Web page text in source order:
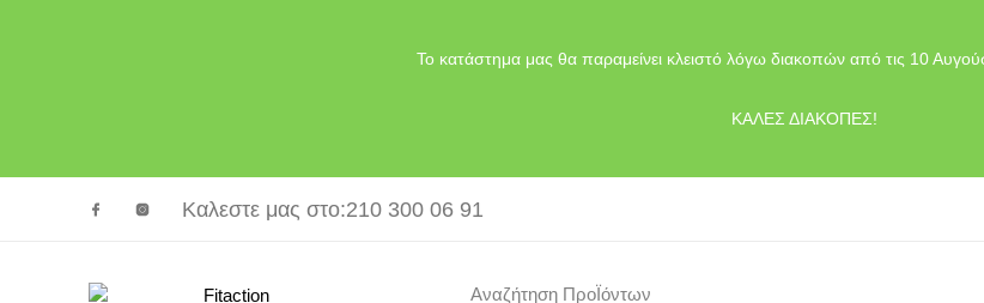
Το κατάστημα μας θα παραμείνει κλειστό λόγω διακοπών από τις 10
ΚΑΛΕΣ ΔΙΑΚΟΠΕΣ!
Καλεστε μας στο:210 300 06 91